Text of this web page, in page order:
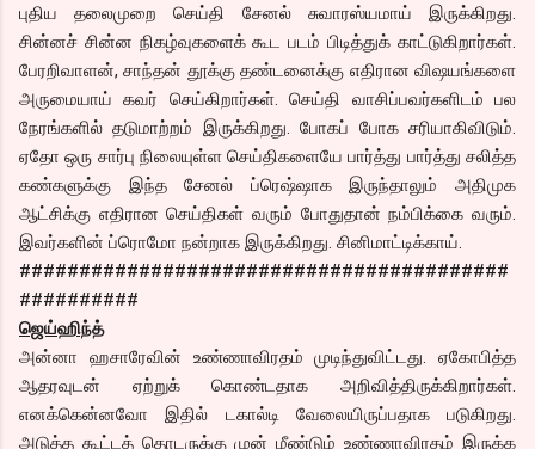
புதிய தலைமுறை செய்தி சேனல் சுவாரஸ்யமாய் இருக்கிறது.
சின்னச் சின்ன நிகழ்வுகளைக் கூட படம் பிடித்துக் காட்டுகிறார்கள்.
பேரறிவாளன், சாந்தன் தூக்கு தண்டனைக்கு எதிரான விஷயங்களை
அருமையாய் கவர் செய்கிறார்கள். செய்தி வாசிப்பவர்களிடம் பல
நேரங்களில் தடுமாற்றம் இருக்கிறது. போகப் போக சரியாகிவிடும்.
ஏதோ ஒரு சார்பு நிலையுள்ள செய்திகளையே பார்த்து பார்த்து சலித்த
கண்களுக்கு இந்த சேனல் ப்ரெஷ்ஷாக இருந்தாலும் அதிமுக
ஆட்சிக்கு எதிரான செய்திகள் வரும் போதுதான் நம்பிக்கை வரும்.
இவர்களின் ப்ரொமோ நன்றாக இருக்கிறது. சினிமாட்டிக்காய்.
#########################################
##########
ஜெய்ஹிந்த்
அன்னா ஹசாரேவின் உண்ணாவிரதம் முடிந்துவிட்டது. ஏகோபித்த
ஆதரவுடன் ஏற்றுக் கொண்டதாக அறிவித்திருக்கிறார்கள்.
எனக்கென்னவோ இதில் டகால்டி வேலையிருப்பதாக படுகிறது.
அடுத்த கூட்டத் தொடருக்கு முன் மீண்டும் உண்ணாவிரதம் இருக்க